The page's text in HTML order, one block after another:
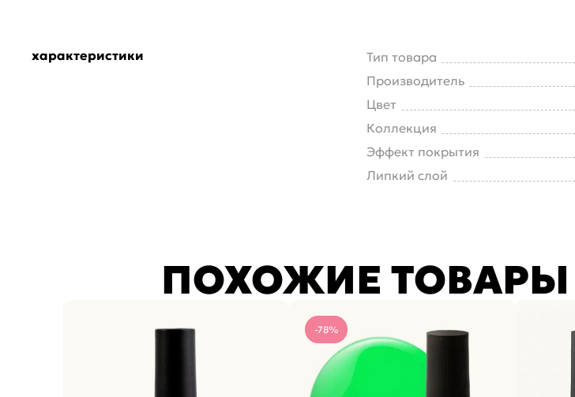
характеристики Тип товара
Производитель
Цвет
Коллекция
Эффект покрытия
Липкий слой
ПОХОЖИЕ ТОВАРЫ
-78%